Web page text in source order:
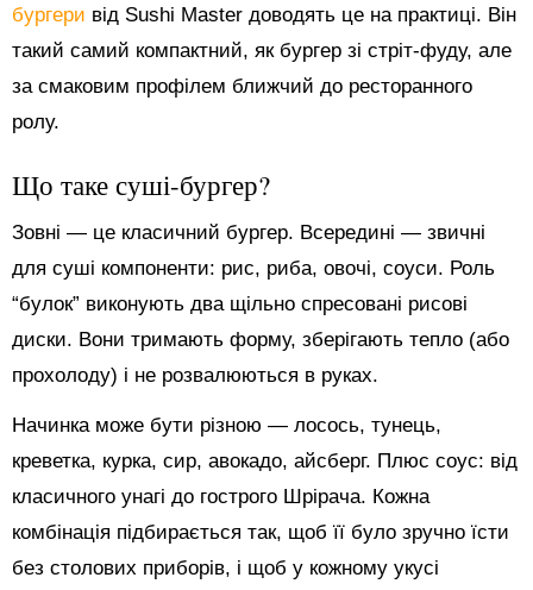
бургери від Sushi Master доводять це на практиці. Він
такий самий компактний, як бургер зі стріт-фуду, але
за смаковим профілем ближчий до ресторанного
ролу.
Що таке суші-бургер?
Зовні — це класичний бургер. Всередині — звичні
для суші компоненти: рис, риба, овочі, соуси. Роль
“булок” виконують два щільно спресовані рисові
диски. Вони тримають форму, зберігають тепло (або
прохолоду) і не розвалюються в руках.
Начинка може бути різною — лосось, тунець,
креветка, курка, сир, авокадо, айсберг. Плюс соус: від
класичного унагі до гострого Шрірача. Кожна
комбінація підбирається так, щоб її було зручно їсти
без столових приборів, і щоб у кожному укусі